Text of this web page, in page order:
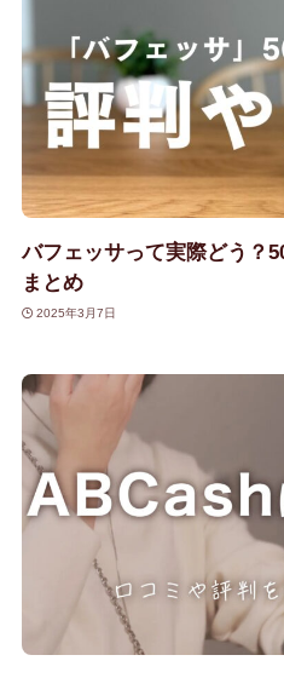
バフェッサって実際どう？
まとめ
2025年3月7日